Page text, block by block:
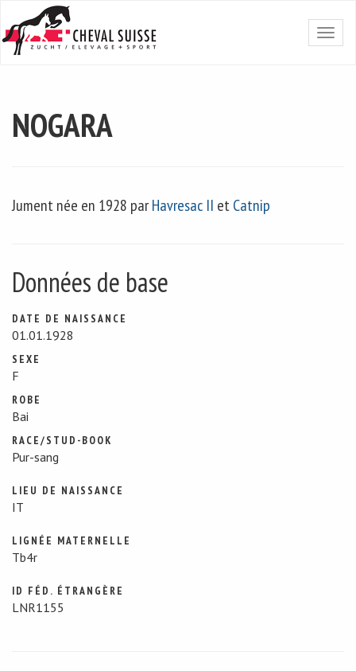
NOGARA
Jument née en 1928 parHavresac II etCatnip
Données de base
DATE DE NAISSANCE
01.01.1928
SEXE
F
ROBE
Bai
RACE/STUD-BOOK
Pur-sang
LIEU DE NAISSANCE
IT
LIGNÉE MATERNELLE
Tb4r
ID FÉD. ÉTRANGÈRE
LNR1155